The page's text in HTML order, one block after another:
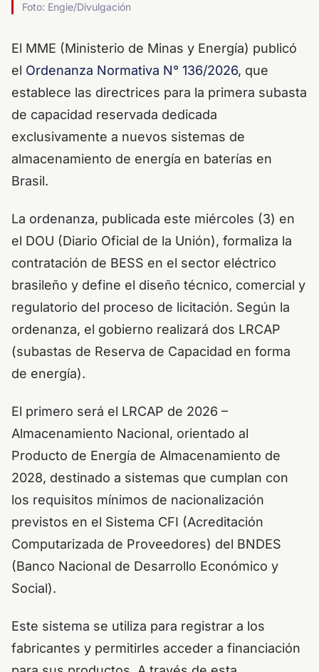
Foto: Engie/Divulgación
El MME (Ministerio de Minas y Energía) publicó
el Ordenanza Normativa N° 136/2026, que
establece las directrices para la primera subasta
de capacidad reservada dedicada
exclusivamente a nuevos sistemas de
almacenamiento de energía en baterías en
Brasil.
La ordenanza, publicada este miércoles (3) en
el DOU (Diario Oficial de la Unión), formaliza la
contratación de BESS en el sector eléctrico
brasileño y define el diseño técnico, comercial y
regulatorio del proceso de licitación. Según la
ordenanza, el gobierno realizará dos LRCAP
(subastas de Reserva de Capacidad en forma
de energía).
El primero será el LRCAP de 2026 –
Almacenamiento Nacional, orientado al
Producto de Energía de Almacenamiento de
2028, destinado a sistemas que cumplan con
los requisitos mínimos de nacionalización
previstos en el Sistema CFI (Acreditación
Computarizada de Proveedores) del BNDES
(Banco Nacional de Desarrollo Económico y
Social).
Este sistema se utiliza para registrar a los
fabricantes y permitirles acceder a financiación